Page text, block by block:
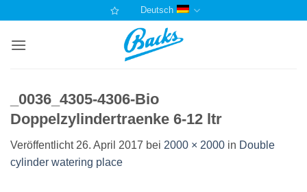
springen
Deutsch
_0036_4305-4306-Bio
Doppelzylindertraenke 6-12 ltr
Veröffentlicht 26. April 2017 bei 2000 × 2000 in Double
cylinder watering place